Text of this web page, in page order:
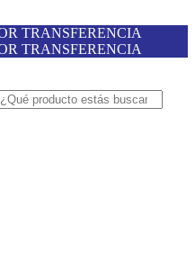
TRANSFERENCIA
TRANSFERENCIA